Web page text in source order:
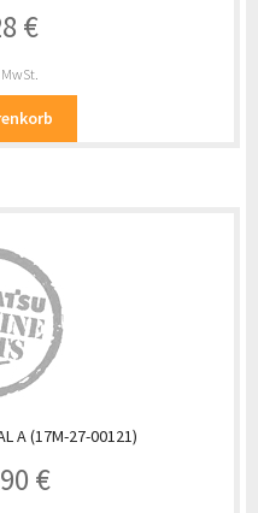
€
A (17M-27-00121)
€